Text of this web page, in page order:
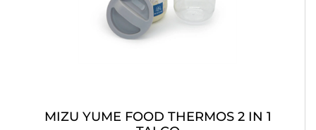
MIZU YUME FOOD THERMOS 2 IN 1